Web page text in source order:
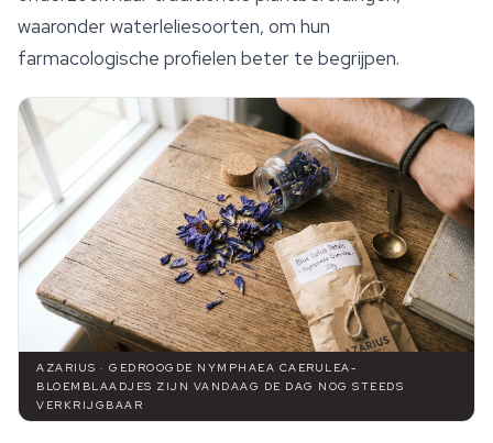
waaronder waterleliesoorten, om hun
farmacologische profielen beter te begrijpen.
AZARIUS · GEDROOGDE NYMPHAEA CAERULEA-
BLOEMBLAADJES ZIJN VANDAAG DE DAG NOG STEEDS
VERKRIJGBAAR